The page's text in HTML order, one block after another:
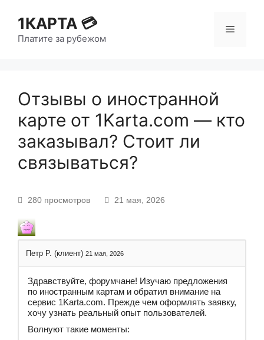
1КАРТА 💳
Платите за рубежом
Отзывы о иностранной
карте от 1Karta.com — кто
заказывал? Стоит ли
связываться?
280 просмотров 21 мая, 2026
Петр Р. (клиент) 21 мая, 2026
Здравствуйте, форумчане! Изучаю предложения
по иностранным картам и обратил внимание на
сервис 1Karta.com. Прежде чем оформлять заявку,
хочу узнать реальный опыт пользователей.
Волнуют такие моменты: